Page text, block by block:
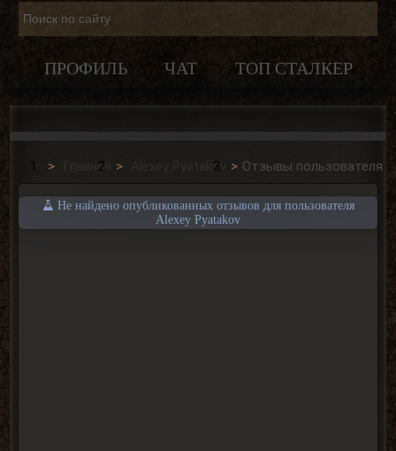
ПРОФИЛЬ ЧАТ ТОП СТАЛКЕР
Главная Alexey Pyatakov Отзывы пользователя
Не найдено опубликованных отзывов для пользователя
Alexey Pyatakov